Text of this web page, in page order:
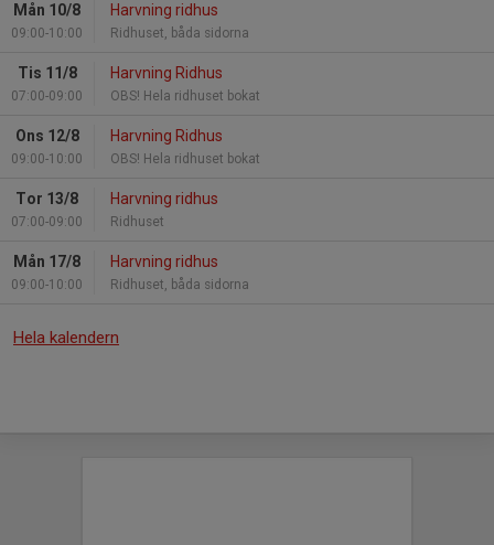
Mån 10/8
09:00-10:00
Harvning ridhus
Ridhuset, båda sidorna
Tis 11/8
07:00-09:00
Harvning Ridhus
OBS! Hela ridhuset bokat
Ons 12/8
09:00-10:00
Harvning Ridhus
OBS! Hela ridhuset bokat
Tor 13/8
07:00-09:00
Harvning ridhus
Ridhuset
Mån 17/8
09:00-10:00
Harvning ridhus
Ridhuset, båda sidorna
Hela kalendern